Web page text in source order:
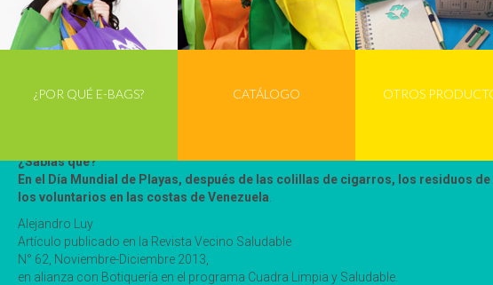
¿POR QUÉ E-BAGS? CATÁLOGO OTROS
¿Qué hacer?
Sabemos que las bolsas plásticas son usadas para botar la basura del hogar.
mayor capacidad (25 o 30 litros). Ello ayuda a minimizar el impacto de las bolsas y
2. Considerar llevar tu compra en la cartera, morral o incluso en el bolsillo
¿Sabías que?
En el Día Mundial de Playas, después de las colillas de cigarros, los residuos
los voluntarios en las costas de Venezuela
Alejandro Luy
Artículo publicado en la Revista Vecino Saludable
N° 62, Noviembre-Diciembre 2013,
en alianza con Botiquería en el programa Cuadra Limpia y Saludable.